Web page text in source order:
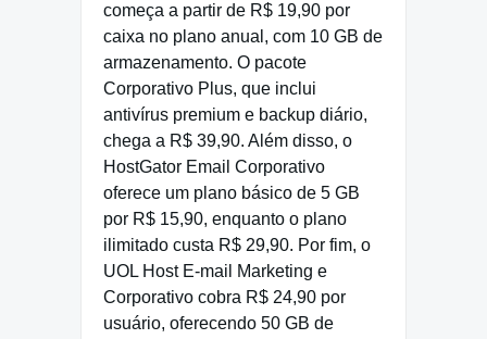
começa a partir de R$ 19,90 por
caixa no plano anual, com 10 GB de
armazenamento. O pacote
Corporativo Plus, que inclui
antivírus premium e backup diário,
chega a R$ 39,90. Além disso, o
HostGator Email Corporativo
oferece um plano básico de 5 GB
por R$ 15,90, enquanto o plano
ilimitado custa R$ 29,90. Por fim, o
UOL Host E-mail Marketing e
Corporativo cobra R$ 24,90 por
usuário, oferecendo 50 GB de